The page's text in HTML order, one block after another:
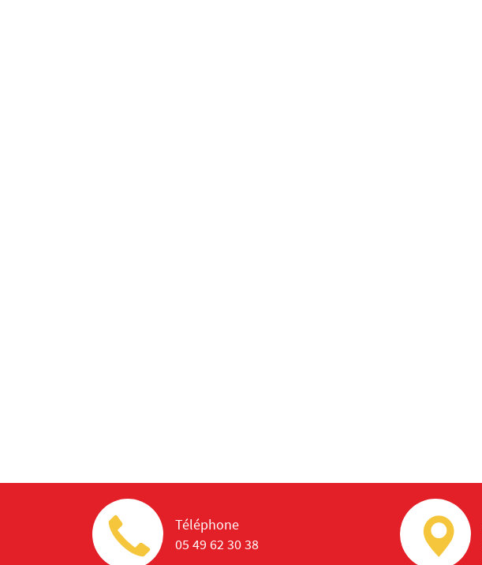
Téléphone
05 49 62 30 38